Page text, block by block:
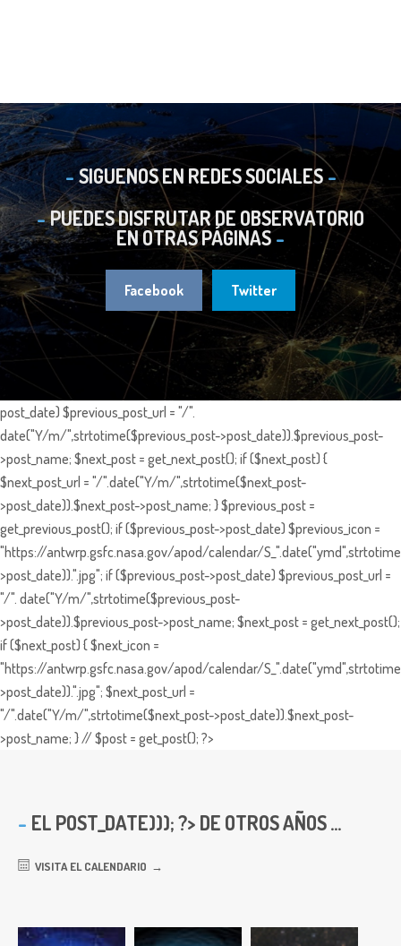
SIGUENOS EN REDES SOCIALES
PUEDES DISFRUTAR DE OBSERVATORIO
EN OTRAS PÁGINAS
Facebook Twitter
post_date) $previous_post_url = "/".
date("Y/m/",strtotime($previous_post->post_date)).$previous_post-
>post_name; $next_post = get_next_post(); if ($next_post) {
$next_post_url = "/".date("Y/m/",strtotime($next_post-
>post_date)).$next_post->post_name; } $previous_post =
get_previous_post(); if ($previous_post->post_date) $previous_icon =
"https://antwrp.gsfc.nasa.gov/apod/calendar/
>post_date)).".jpg"; if ($previous_post->post_date) $previous_post_url =
"/". date("Y/m/",strtotime($previous_post-
>post_date)).$previous_post->post_name; $next_post = get_next_post();
if ($next_post) { $next_icon =
"https://antwrp.gsfc.nasa.gov/apod/calendar/
>post_date)).".jpg"; $next_post_url =
"/".date("Y/m/",strtotime($next_post->post_date)).$next_post-
>post_name; } // $post = get_post(); ?>
EL POST_DATE))); ?> DE OTROS AÑOS ...
VISITA EL CALENDARIO